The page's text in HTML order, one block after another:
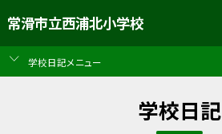
常滑市立西浦北小学校
学校日記メニュー
学校日記